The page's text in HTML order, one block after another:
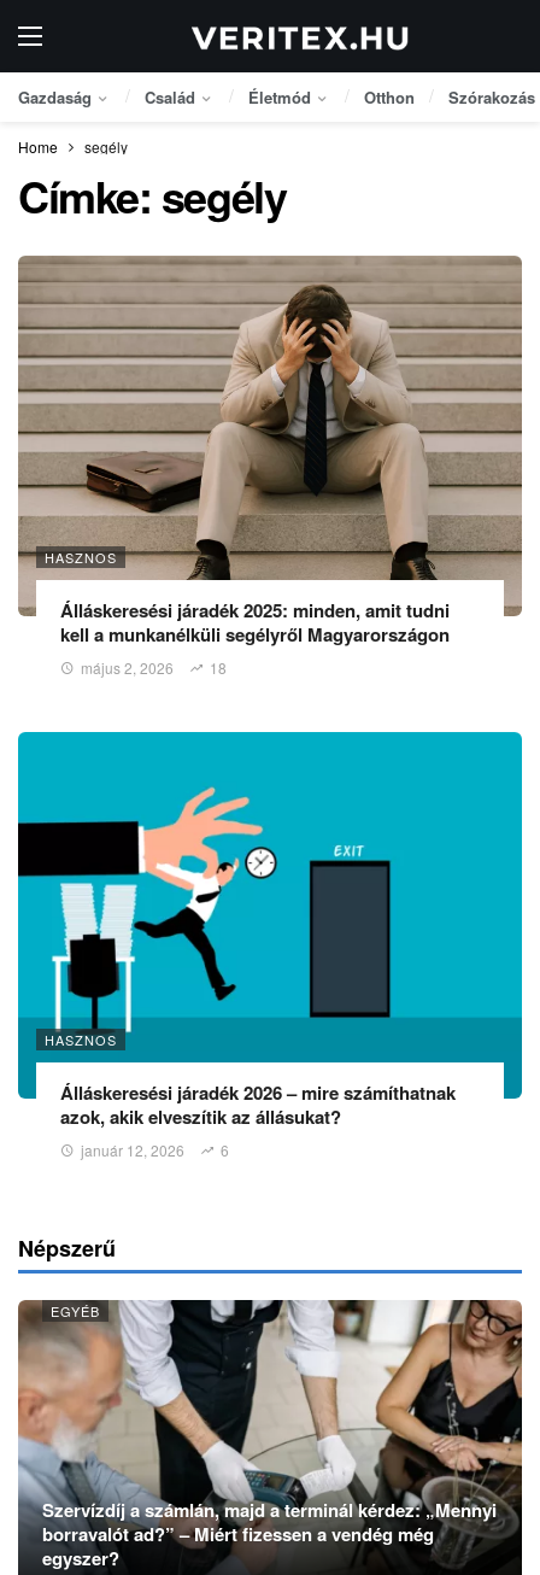
Gazdaság Család Életmód Otthon Szórakozás
Home segély
Címke: segély
HASZNOS
Álláskeresési járadék 2025: minden, amit tudni
kell a munkanélküli segélyről Magyarországon
május 2, 2026 18
HASZNOS
Álláskeresési járadék 2026 – mire számíthatnak
azok, akik elveszítik az állásukat?
január 12, 2026 6
Népszerű
EGYÉB
Szervízdíj a számlán, majd a terminál kérdez: „Mennyi
borravalót ad?” – Miért fizessen a vendég még
egyszer?